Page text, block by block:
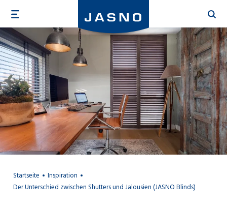
zum
Inhalt
Startseite
Inspiration
Der Unterschied zwischen Shutters und Jalousien (JASNO Blinds)